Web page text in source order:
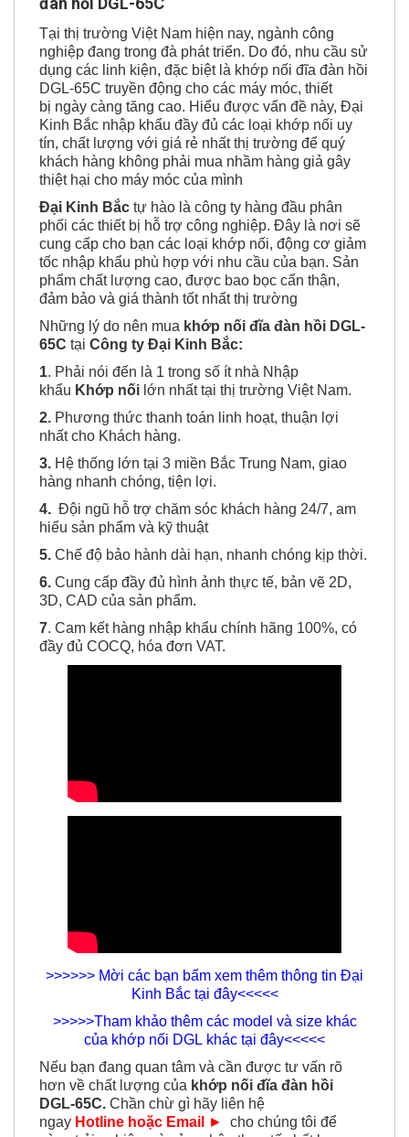
đàn hồi DGL-65C
Tại thị trường Việt Nam hiện nay, ngành công
nghiệp đang trong đà phát triển. Do đó, nhu cầu sử
dụng các linh kiện, đặc biệt là khớp nối đĩa đàn hồi
DGL-65C truyền động cho các máy móc, thiết
bị ngày càng tăng cao. Hiểu được vấn đề này, Đại
Kinh Bắc nhập khẩu đầy đủ các loại khớp nối uy
tín, chất lượng với giá rẻ nhất thị trường để quý
khách hàng không phải mua nhầm hàng giả gây
thiệt hại cho máy móc của mình
Đại Kinh Bắc tự hào là công ty hàng đầu phân
phối các thiết bị hỗ trợ công nghiệp. Đây là nơi sẽ
cung cấp cho bạn các loại khớp nối, động cơ giảm
tốc nhập khẩu phù hợp với nhu cầu của bạn. Sản
phẩm chất lượng cao, được bao bọc cẩn thận,
đảm bảo và giá thành tốt nhất thị trường
Những lý do nên muakhớp nối đĩa đàn hồi DGL-
65Ctại Công ty Đại Kinh Bắc:
1. Phải nói đến là 1 trong số ít nhà Nhập
khẩuKhớp nối lớn nhất tại thị trường Việt Nam.
2.Phương thức thanh toán linh hoạt, thuận lợi
nhất cho Khách hàng.
3.Hệ thống lớn tại 3 miền Bắc Trung Nam, giao
hàng nhanh chóng, tiện lợi.
4.Đội ngũ hỗ trợ chăm sóc khách hàng 24/7, am
hiểu sản phẩm và kỹ thuật
5. Chế độ bảo hành dài hạn, nhanh chóng kịp thời.
6.Cung cấp đầy đủ hình ảnh thực tế, bản vẽ 2D,
3D, CAD của sản phẩm.
7. Cam kết hàng nhập khẩu chính hãng 100%, có
đầy đủ COCQ, hóa đơn VAT.
>>>>>> Mời các bạn bấm xem thêm thông tin Đại
Kinh Bắc tại đây<<<<<
>>>>>Tham khảo thêm các model và size khác
của khớp nối DGL khác tại đây<<<<<
Nếu bạn đang quan tâm và cần được tư vấn rõ
hơn về chất lượng của khớp nối đĩa đàn hồi
DGL-65C.Chần chừ gì hãy liên hệ